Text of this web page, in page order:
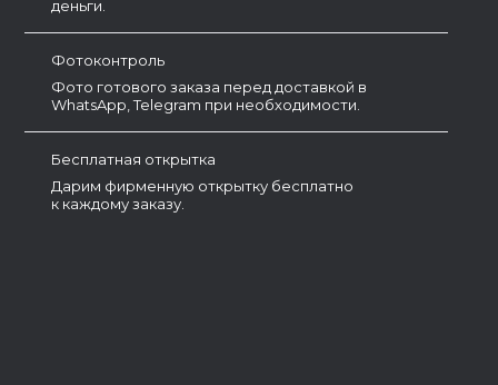
деньги.
Фотоконтроль
Фото готового заказа перед доставкой в
WhatsApp, Telegram при необходимости.
Бесплатная открытка
Дарим фирменную открытку бесплатно
к каждому заказу.